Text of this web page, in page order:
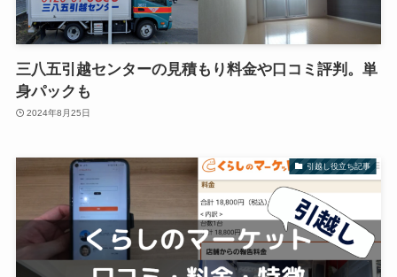
三八五引越センターの見積もり料金や口コミ評判。単
身パックも
2024年8月25日
引越し役立ち記事